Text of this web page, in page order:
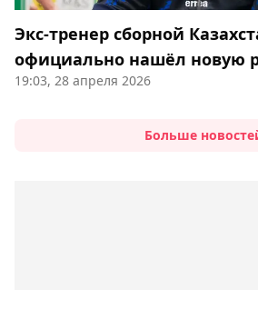
Экс-тренер сборной
официально нашёл новую
19:03, 28 апреля 2026
Больше